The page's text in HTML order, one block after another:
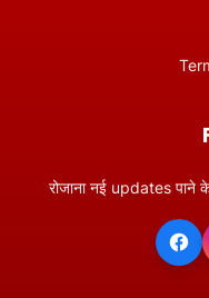
रोजाना नई updates